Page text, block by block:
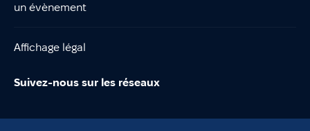
un évènement
Affichage légal
Suivez-nous sur les réseaux